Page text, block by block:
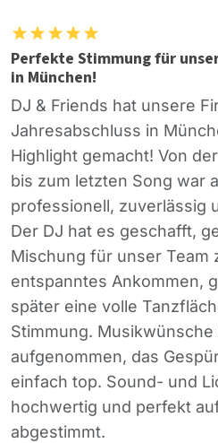
Perfekte Stimmung für
in München!
DJ & Friends hat unsere
Jahresabschluss in
Highlight gemacht! Von
bis zum letzten Song war
professionell, zuverlässig
Der DJ hat es geschafft,
Mischung für unser Team
entspanntes Ankommen,
später eine volle
Stimmung.
aufgenommen, das
einfach top. Sound- und
hochwertig und perfekt
abgestimmt.